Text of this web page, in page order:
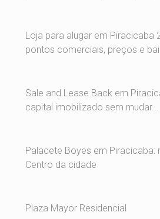
Loja para alugar em Piracicaba
pontos comerciais, preços e
Sale and Lease Back em
capital imobilizado sem mudar...
Palacete Boyes em Piracicaba:
Centro da cidade
Plaza Mayor Residencial